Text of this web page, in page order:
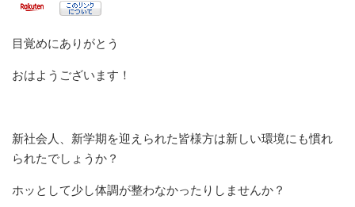
目覚めにありがとう
おはようございます！
新社会人、新学期を迎えられた皆様方は新しい環境にも慣れ
られたでしょうか？
ホッとして少し体調が整わなかったりしませんか？